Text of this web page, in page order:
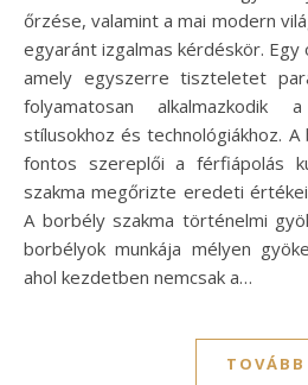
őrzése, valamint a mai modern
egyaránt izgalmas kérdéskör. Egy
amely egyszerre tiszteletet
folyamatosan alkalmazkodik
stílusokhoz és technológiákhoz.
fontos szereplői a férfiápolás
szakma megőrizte eredeti
A borbély szakma történelmi
borbélyok munkája mélyen
ahol kezdetben nemcsak a…
TOVÁBB